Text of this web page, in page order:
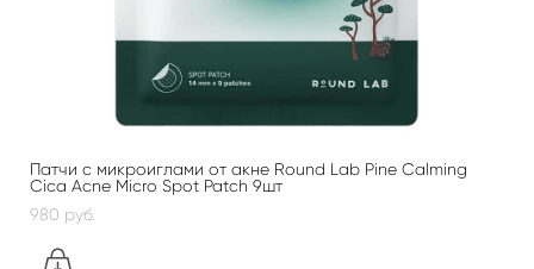
Патчи с микроиглами от акне Round Lab Pine Calming
Cica Acne Micro Spot Patch 9шт
980 pуб.